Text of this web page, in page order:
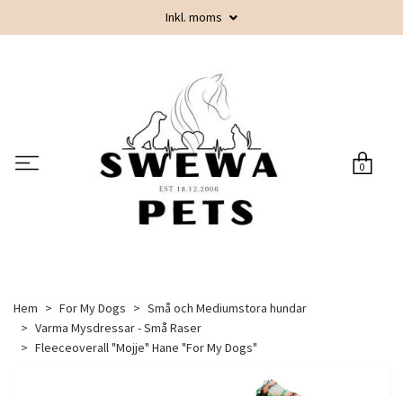
Inkl. moms
0
Hem For My Dogs
Små och Mediumstora hundar
Varma Mysdressar - Små Raser
Fleeceoverall "Mojje" Hane "For My Dogs"